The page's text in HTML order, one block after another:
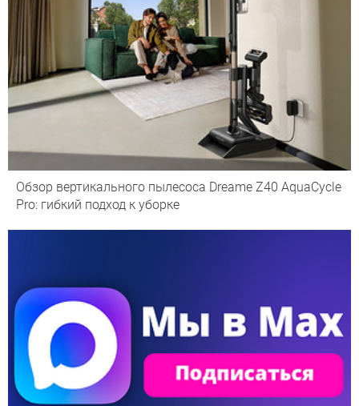
Обзор вертикального пылесоса Dreame Z40 AquaCycle
Pro: гибкий подход к уборке